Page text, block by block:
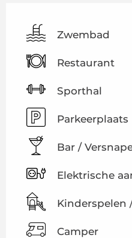
Zwembad
Restaurant
Sporthal
Parkeerplaats
Bar /
Elektrische
Kinderspelen
Camper